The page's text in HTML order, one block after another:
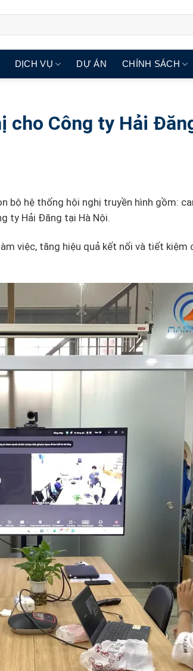
DỊCH VỤ DỰ ÁN CHÍNH SÁCH
Công ty Hải
bộ hệ thống hội nghị truyền hình gồm:
ty Hải Đăng tại Hà Nội.
việc, tăng hiệu quả kết nối và tiết kiệm